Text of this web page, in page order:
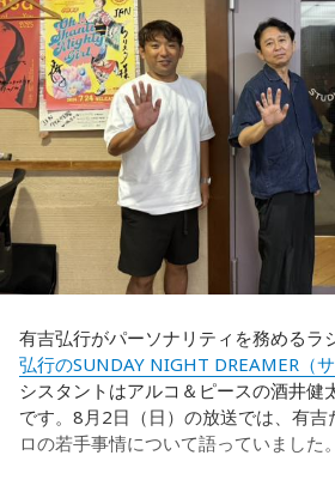
有吉弘行がパーソナリティを務めるラ
弘行のSUNDAY NIGHT DREAMER（サ
シスタントはアルコ＆ピースの酒井健
です。8月2日（日）の放送では、有
ロの若手事情について語っていました。